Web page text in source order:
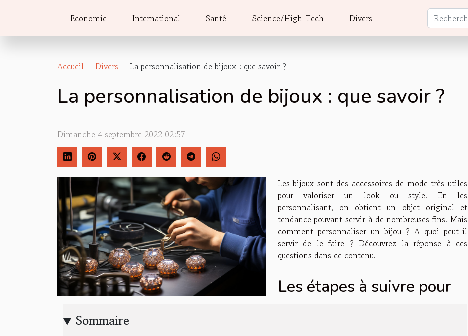
Economie International Santé Science/High-Tech Divers
Accueil Divers La personnalisation de bijoux : que savoir ?
La personnalisation de bijoux : que savoir ?
Dimanche 4 septembre 2022 02:57
Sommaire
Les bijoux sont des accessoires de mode très utiles
pour valoriser un look ou style. En les
personnalisant, on obtient un objet original et
tendance pouvant servir à de nombreuses fins. Mais
comment personnaliser un bijou ? A quoi peut-il
servir de le faire ? Découvrez la réponse à ces
questions dans ce contenu.
Les étapes à suivre pour